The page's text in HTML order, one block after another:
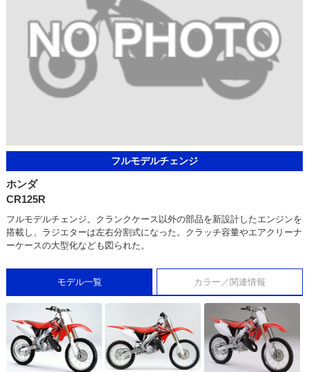
フルモデルチェンジ
ホンダ
CR125R
フルモデルチェンジ。クランクケース以外の部品を新設計したエンジンを
搭載し、ラジエターは左右分割式になった。クラッチ容量やエアクリーナ
ーケースの大型化なども図られた。
モデル一覧 カラー／関連情報